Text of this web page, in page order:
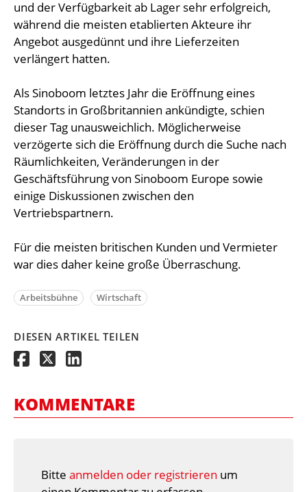
und der Verfügbarkeit ab Lager sehr erfolgreich,
während die meisten etablierten Akteure ihr
Angebot ausgedünnt und ihre Lieferzeiten
verlängert hatten.
Als Sinoboom letztes Jahr die Eröffnung eines
Standorts in Großbritannien ankündigte, schien
dieser Tag unausweichlich. Möglicherweise
verzögerte sich die Eröffnung durch die Suche nach
Räumlichkeiten, Veränderungen in der
Geschäftsführung von Sinoboom Europe sowie
einige Diskussionen zwischen den
Vertriebspartnern.
Für die meisten britischen Kunden und Vermieter
war dies daher keine große Überraschung.
Arbeitsbühne Wirtschaft
DIESEN ARTIKEL TEILEN
KOMMENTARE
Bitte anmelden oder registrieren um